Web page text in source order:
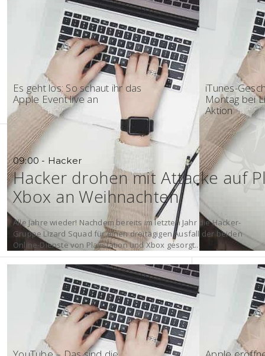
18:02 - Keynote
Es geht los: So schaut ihr das
Apple Event live an
17:57 -
iTunes-
Montag bei
Aktion
09:00 - Hacker
Hacker drohen mit Attacke auf
Xbox an Weihnachten
Alle Jahre wieder! Nachdem bereits im letzten Jahr die Hacker-
Gruppe Lizard Squad für einen dreitägigen Ausfall der beiden
Online-Dienste von Playstation und Xbox gesorgt...
14:30 - 2015 08:30 -